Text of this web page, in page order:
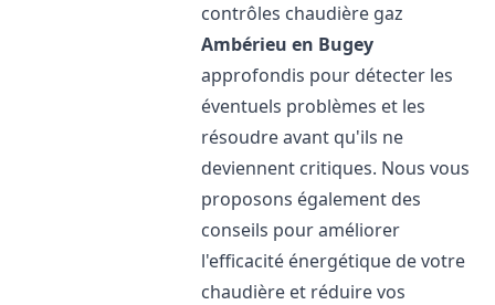
contrôles chaudière gaz
Ambérieu en Bugey
approfondis pour détecter les
éventuels problèmes et les
résoudre avant qu'ils ne
deviennent critiques. Nous vous
proposons également des
conseils pour améliorer
l'efficacité énergétique de votre
chaudière et réduire vos